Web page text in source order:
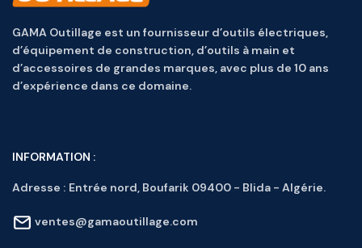
GAMA Outillage est un fournisseur d’outils électriques,
d’équipement de construction, d’outils à main et
d’accessoires de grandes marques, avec plus de 10 ans
d’expérience dans ce domaine.
INFORMATION :
Adresse : Entrée nord, Boufarik 09400 - Blida - Algérie.
ventes@gamaoutillage.com